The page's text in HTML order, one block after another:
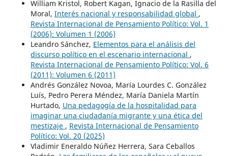
William Kristol, Robert Kagan, Ignacio de la Rasilla del
Moral, Interés nacional y responsabilidad global ,
Revista Internacional de Pensamiento Político: Vol. 1
(2006): Volumen 1 (2006)
Leandro Sánchez, Elementos para el análisis del
discurso político en el escenario internacional ,
Revista Internacional de Pensamiento Político: Vol. 6
(2011): Volumen 6 (2011)
Andrés González Novoa, María Lourdes C. González
Luís, Pedro Perera Méndez, María Daniela Martín
Hurtado, Una pedagogía de la hospitalidad para
imaginar una ciudadanía migrante y una ética del
mestizaje , Revista Internacional de Pensamiento
Político: Vol. 20 (2025)
Vladimir Eneraldo Núñez Herrera, Sara Ceballos